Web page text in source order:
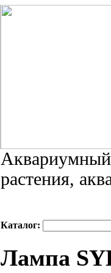
растения,
Каталог:
Лампа